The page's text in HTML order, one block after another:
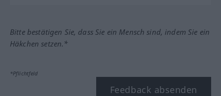
Bitte bestätigen Sie, dass Sie ein Mensch sind, indem Sie ein
Häkchen setzen.*
*Pflichtfeld
Feedback absenden